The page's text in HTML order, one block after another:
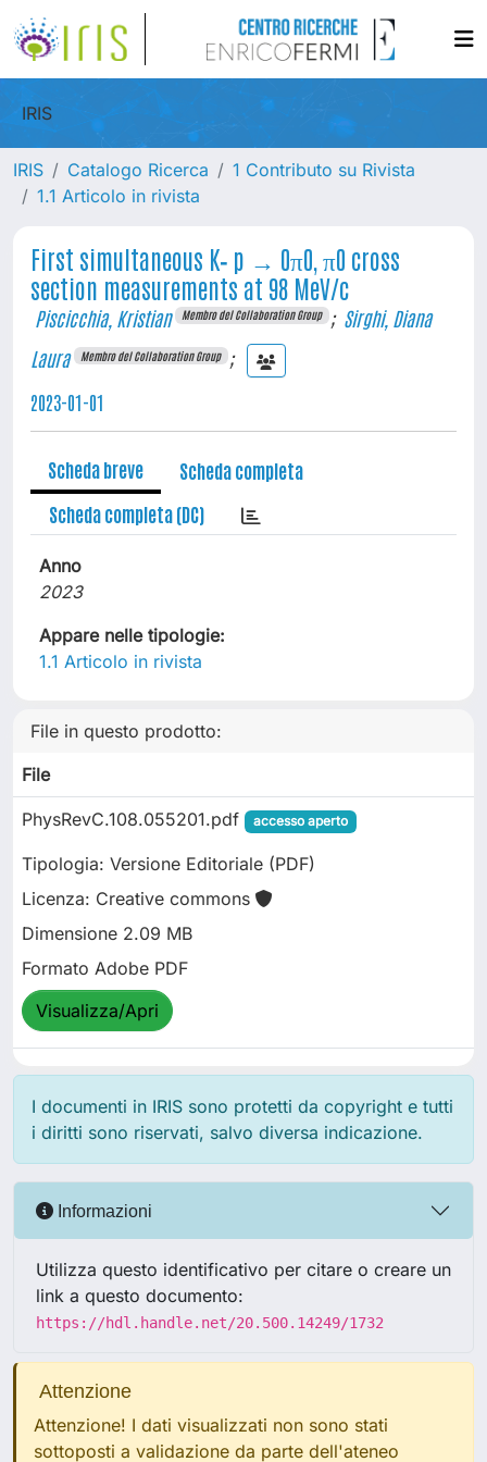
IRIS
IRIS Catalogo Ricerca
1 Contributo su Rivista
1.1 Articolo in rivista
First simultaneous K− p → 0π0, π0 cross
section measurements at 98 MeV/c
Piscicchia, Kristian Membro del Collaboration Group ; Sirghi, Diana
Laura
Membro del Collaboration Group ;
2023-01-01
Scheda breve
Scheda completa
Scheda completa (DC)
Anno
2023
Appare nelle tipologie:
1.1 Articolo in rivista
File in questo prodotto:
File
PhysRevC.108.055201.pdf accesso aperto
Tipologia: Versione Editoriale (PDF)
Licenza: Creative commons
Dimensione 2.09 MB
Formato Adobe PDF
Visualizza/Apri
I documenti in IRIS sono protetti da copyright e tutti
i diritti sono riservati, salvo diversa indicazione.
Informazioni
Utilizza questo identificativo per citare o creare un
link a questo documento:
https://hdl.handle.net/20.500.14249/1732
Attenzione
Attenzione! I dati visualizzati non sono stati
sottoposti a validazione da parte dell'ateneo